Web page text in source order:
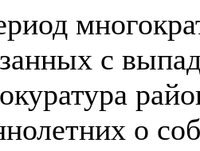
с
о